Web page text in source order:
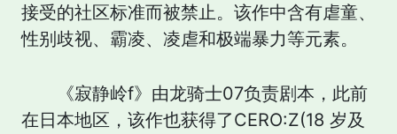
接受的社区标准而被禁止。该作中含有虐童、
性别歧视、霸凌、凌虐和极端暴力等元素。
《寂静岭f》由龙骑士07负责剧本，此前
在日本地区，该作也获得了CERO:Z(18 岁及